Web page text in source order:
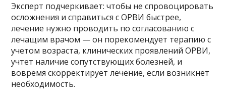
Эксперт подчеркивает: чтобы не спровоцировать
осложнения и справиться с ОРВИ быстрее,
лечение нужно проводить по согласованию с
лечащим врачом — он порекомендует терапию с
учетом возраста, клинических проявлений ОРВИ,
учтет наличие сопутствующих болезней, и
вовремя скорректирует лечение, если возникнет
необходимость.